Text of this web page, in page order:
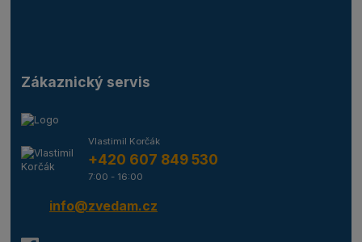
Zákaznický servis
Vlastimil Korčák
+420 607 849 530
7:00 - 16:00
info@zvedam.cz